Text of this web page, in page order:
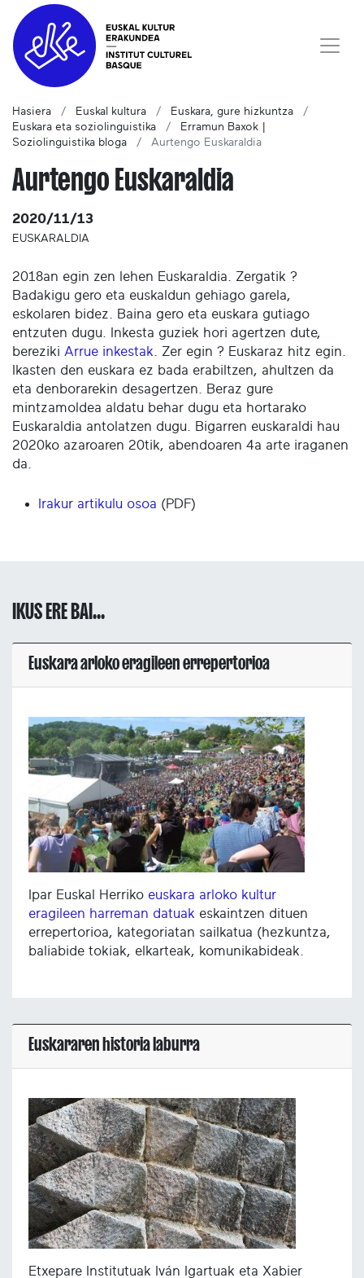
Hasiera Euskal kultura
Euskara, gure hizkuntza
Euskara eta soziolinguistika
Erramun Baxok |
Soziolinguistika bloga
Aurtengo Euskaraldia
Aurtengo Euskaraldia
2020/11/13
EUSKARALDIA
2018an egin zen lehen Euskaraldia. Zergatik ?
Badakigu gero eta euskaldun gehiago garela,
eskolaren bidez. Baina gero eta euskara gutiago
entzuten dugu. Inkesta guziek hori agertzen dute,
bereziki Arrue inkestak . Zer egin ? Euskaraz hitz egin.
Ikasten den euskara ez bada erabiltzen, ahultzen da
eta denborarekin desagertzen. Beraz gure
mintzamoldea aldatu behar dugu eta hortarako
Euskaraldia antolatzen dugu. Bigarren euskaraldi hau
2020ko azaroaren 20tik, abendoaren 4a arte iraganen
da.
Irakur artikulu osoa (PDF)
IKUS ERE BAI...
Euskara arloko eragileen errepertorioa
Ipar Euskal Herriko euskara arloko kultur
eragileen harreman datuak eskaintzen dituen
errepertorioa, kategoriatan sailkatua (hezkuntza,
baliabide tokiak, elkarteak, komunikabideak.
Euskararen historia laburra
Etxepare Institutuak Iván Igartuak eta Xabier